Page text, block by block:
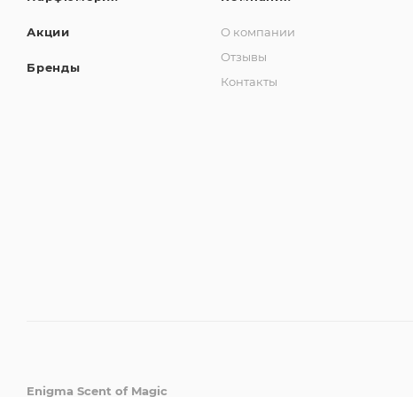
Акции
Бренды
О компании
Отзывы
Контакты
Enigma Scent of Magic